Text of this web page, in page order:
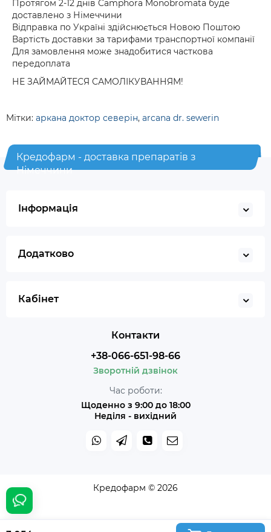
Протягом 2-12 днів Camphora Monobromata буде
доставлено з Німеччини
Відправка по Україні здійснюється Новою Поштою
Вартість доставки за тарифами транспортної компанії
Для замовлення може знадобитися часткова
передоплата
НЕ ЗАЙМАЙТЕСЯ САМОЛІКУВАННЯМ!
Мітки: аркана доктор северін, arcana dr. sewerin
Кредофарм - доставка препаратів з
Німеччини
Інформація
Додатково
Кабінет
Контакти
+38-066-651-98-66
Зворотній дзвінок
Час роботи:
Щоденно з 9:00 до 18:00
Неділя - вихідний
Кредофарм © 2026